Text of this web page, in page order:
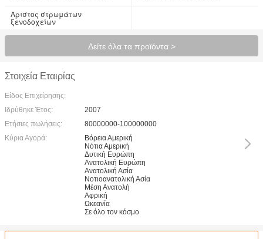
Άριστος στρωμάτων
ξενοδοχείων
Δείτε όλα τα προϊόντα >
Στοιχεία Εταιρίας
Είδος Επιχείρησης:
Ιδρύθηκε Έτος:
2007
Ετήσιες πωλήσεις:
80000000-100000000
Κύρια Αγορά:
Βόρεια Αμερική
Νότια Αμερική
Δυτική Ευρώπη
Ανατολική Ευρώπη
Ανατολική Ασία
Νοτιοανατολική Ασία
Μέση Ανατολή
Αφρική
Ωκεανία
Σε όλο τον κόσμο